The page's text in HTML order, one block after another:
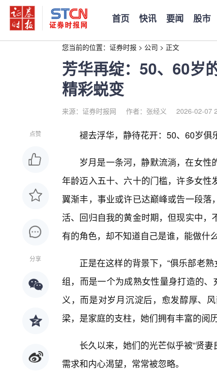
首页 快讯 要闻 股市
您当前的位置： 证券时报 > 公司 > 正文
芳华再绽：50、60岁
精彩蜕变
来源：证券时报网 作者：张经义 2026-02-07
点赞
分享
褪去浮华，静待花开：50、60岁俱
岁月是一条河，静默流淌，在女
年龄迈入五十、六十的门槛，许多女
翼渐丰，事业或许已达巅峰或告一段
活、回归自我的黄金时期，但现实中
有的角色，却不知道自己是谁，能做什
正是在这样的背景下，“俱乐部老
组，而是一个为成熟女性量身打造的
义，而是对岁月沉淀后，愈发醇厚、
梁，是家庭的支柱，她们拥有丰富的阅
长久以来，她们的光芒似乎被“贤
需求和内心渴望，常常被忽略。